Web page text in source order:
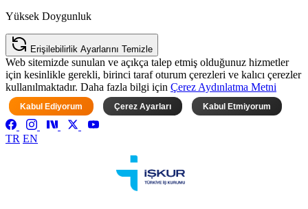
Yüksek Doygunluk
Erişilebilirlik Ayarlarını Temizle
Web sitemizde sunulan ve açıkça talep etmiş olduğunuz hizmetler
için kesinlikle gerekli, birinci taraf oturum çerezleri ve kalıcı çerezler
kullanılmaktadır. Daha fazla bilgi için Çerez Aydınlatma Metni
Kabul Ediyorum Çerez Ayarları Kabul Etmiyorum
TR EN